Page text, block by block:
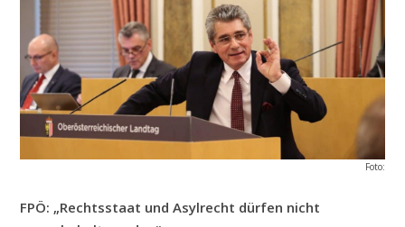
Foto:
FPÖ: „Rechtsstaat und Asylrecht dürfen nicht